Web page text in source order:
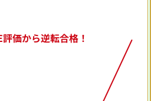
価から逆転合格！